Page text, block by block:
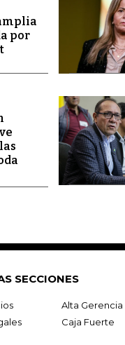
por
SECCIONES
Alta Gerencia
Caja Fuerte